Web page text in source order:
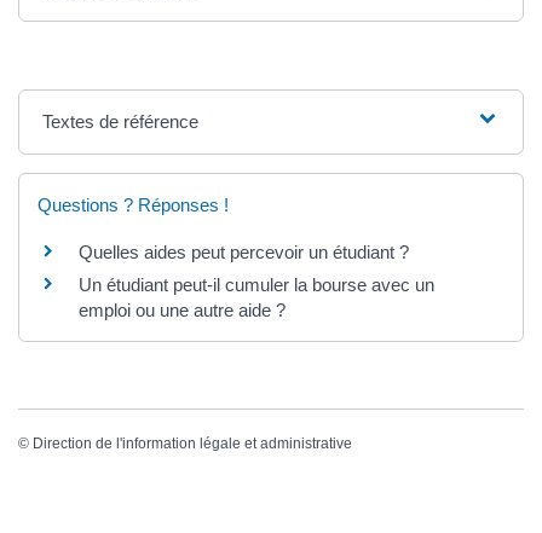
Textes de référence
Questions ? Réponses !
Quelles aides peut percevoir un étudiant ?
Un étudiant peut-il cumuler la bourse avec un
emploi ou une autre aide ?
© Direction de l'information légale et administrative